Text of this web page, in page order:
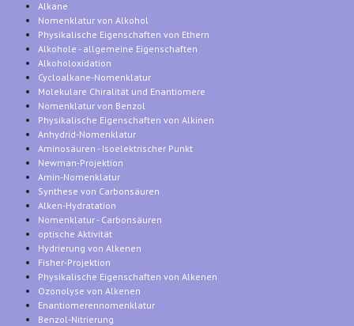
Alkane
Nomenklatur von Alkohol
Physikalische Eigenschaften von Ethern
Alkohole - allgemeine Eigenschaften
Alkoholoxidation
Cycloalkane-Nomenklatur
Molekulare Chiralität und Enantiomere
Nomenklatur von Benzol
Physikalische Eigenschaften von Alkinen
Anhydrid-Nomenklatur
Aminosäuren - Isoelektrischer Punkt
Newman-Projektion
Amin-Nomenklatur
Synthese von Carbonsäuren
Alken-Hydratation
Nomenklatur - Carbonsäuren
optische Aktivität
Hydrierung von Alkenen
Fisher-Projektion
Physikalische Eigenschaften von Alkenen
Ozonolyse von Alkenen
Enantiomerennomenklatur
Benzol-Nitrierung